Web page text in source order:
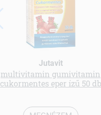
Jutavit
multivitamin gumivitamin
cukormentes eper ízű 50 db